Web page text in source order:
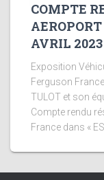
COMPTE
AVRIL 2023
Exposition
Ferguson
TULOT et son
Compte rendu
France dans «